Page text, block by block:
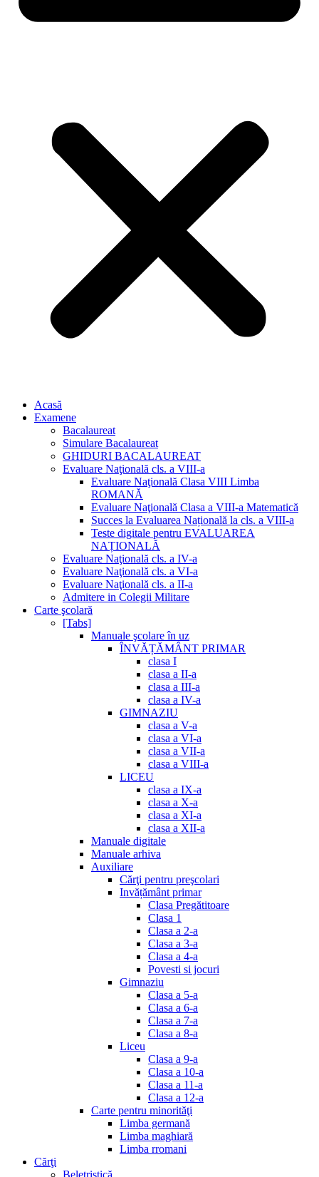
Acasă
Examene
Bacalaureat
Simulare Bacalaureat
GHIDURI BACALAUREAT
Evaluare Naţională cls. a VIII-a
Evaluare Naţională Clasa VIII Limba
ROMANĂ
Evaluare Naţională Clasa a VIII-a Matematică
Succes la Evaluarea Națională la cls. a VIII-a
Teste digitale pentru EVALUAREA
NAȚIONALĂ
Evaluare Naţională cls. a IV-a
Evaluare Naţională cls. a VI-a
Evaluare Naţională cls. a II-a
Admitere in Colegii Militare
Carte şcolară
[Tabs]
Manuale şcolare în uz
ÎNVĂȚĂMÂNT PRIMAR
clasa I
clasa a II-a
clasa a III-a
clasa a IV-a
GIMNAZIU
clasa a V-a
clasa a VI-a
clasa a VII-a
clasa a VIII-a
LICEU
clasa a IX-a
clasa a X-a
clasa a XI-a
clasa a XII-a
Manuale digitale
Manuale arhiva
Auxiliare
Cărţi pentru preşcolari
Invățământ primar
Clasa Pregătitoare
Clasa 1
Clasa a 2-a
Clasa a 3-a
Clasa a 4-a
Povesti si jocuri
Gimnaziu
Clasa a 5-a
Clasa a 6-a
Clasa a 7-a
Clasa a 8-a
Liceu
Clasa a 9-a
Clasa a 10-a
Clasa a 11-a
Clasa a 12-a
Carte pentru minorităţi
Limba germană
Limba maghiară
Limba rromani
Cărţi
Beletristică